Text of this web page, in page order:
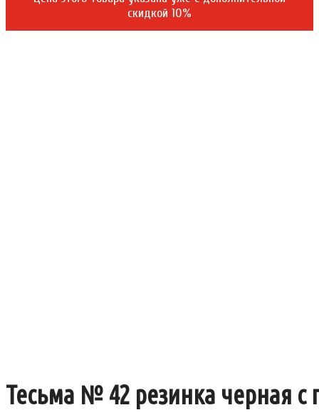
скидкой 10%
Тесьма № 42 резинка черная с